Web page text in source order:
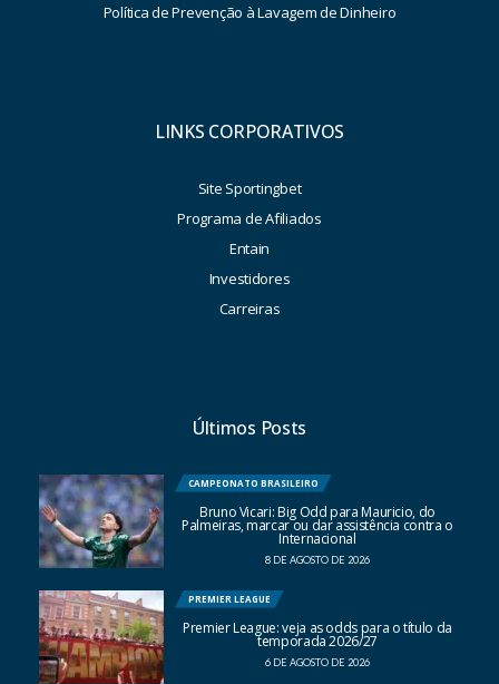
Política de Prevenção à Lavagem de Dinheiro
LINKS CORPORATIVOS
Site Sportingbet
Programa de Afiliados
Entain
Investidores
Carreiras
Últimos Posts
CAMPEONATO BRASILEIRO
Bruno Vicari: Big Odd para Mauricio, do
Palmeiras, marcar ou dar assistência contra o
Internacional
8 DE AGOSTO DE 2026
PREMIER LEAGUE
Premier League: veja as odds para o título da
temporada 2026/27
6 DE AGOSTO DE 2026